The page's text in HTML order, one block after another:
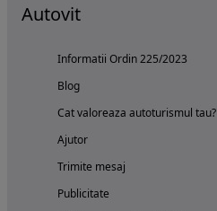
Autovit
Informatii Ordin 225/2023
Blog
Cat valoreaza autoturismul tau?
Ajutor
Trimite mesaj
Publicitate